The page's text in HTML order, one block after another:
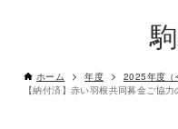
ホーム 年度
2025年度（
【納付済】赤い羽根共同募金ご協